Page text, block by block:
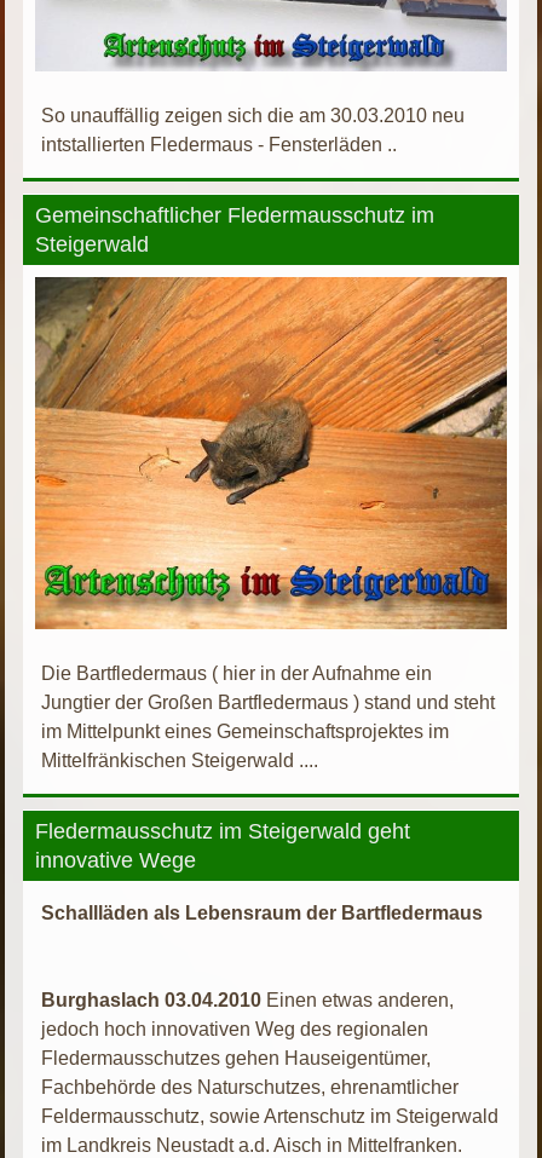
So unauffällig zeigen sich die am 30.03.2010 neu
intstallierten Fledermaus - Fensterläden ..
Gemeinschaftlicher Fledermausschutz im
Steigerwald
Die Bartfledermaus ( hier in der Aufnahme ein
Jungtier der Großen Bartfledermaus ) stand und steht
im Mittelpunkt eines Gemeinschaftsprojektes im
Mittelfränkischen Steigerwald ....
Fledermausschutz im Steigerwald geht
innovative Wege
Schallläden als Lebensraum der Bartfledermaus
Burghaslach 03.04.2010 Einen etwas anderen,
jedoch hoch innovativen Weg des regionalen
Fledermausschutzes gehen Hauseigentümer,
Fachbehörde des Naturschutzes, ehrenamtlicher
Feldermausschutz, sowie Artenschutz im Steigerwald
im Landkreis Neustadt a.d. Aisch in Mittelfranken.